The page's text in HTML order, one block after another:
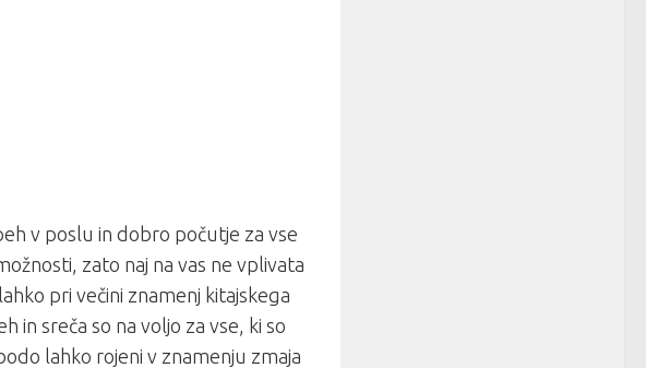
v poslu in dobro počutje za vse
zato naj na vas ne vplivata
pri večini znamenj kitajskega
in sreča so na voljo za vse, ki so
lahko rojeni v znamenju zmaja